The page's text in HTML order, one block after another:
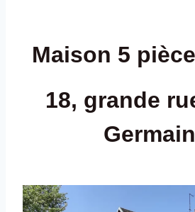
Maison 5
18, grande